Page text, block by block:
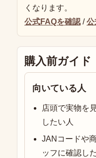
くなります。
公式FAQを確認 /公
購入前ガイド
向いている人
店頭で実物を
したい人
JANコードや
ッフに確認し